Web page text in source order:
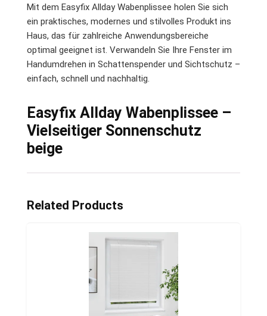
Mit dem Easyfix Allday Wabenplissee holen Sie sich
ein praktisches, modernes und stilvolles Produkt ins
Haus, das für zahlreiche Anwendungsbereiche
optimal geeignet ist. Verwandeln Sie Ihre Fenster im
Handumdrehen in Schattenspender und Sichtschutz –
einfach, schnell und nachhaltig.
Easyfix Allday Wabenplissee –
Vielseitiger Sonnenschutz
beige
Related Products